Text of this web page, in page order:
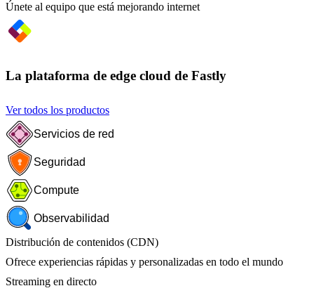
Únete al equipo que está mejorando internet
La plataforma de edge cloud de Fastly
Ver todos los productos
Servicios de red
Seguridad
Compute
Observabilidad
Distribución de contenidos (CDN)
Ofrece experiencias rápidas y personalizadas en todo el mundo
Streaming en directo